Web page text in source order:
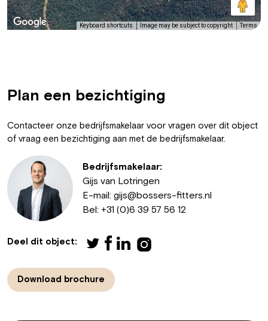
Keyboard shortcuts Image may be subject to copyright Terms
Plan een bezichtiging
Contacteer onze bedrijfsmakelaar voor vragen over dit object
of vraag een bezichtiging aan met de bedrijfsmakelaar.
Bedrijfsmakelaar:
Gijs van Lotringen
E-mail: gijs@bossers-fitters.nl
Bel: +31 (0)6 39 57 56 12
Deel dit object:
Download brochure